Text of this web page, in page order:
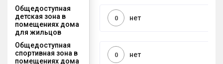
Общедоступная
детская зона в
помещениях дома
для жильцов
нет
0
Общедоступная
спортивная зона в
помещениях дома
нет
0